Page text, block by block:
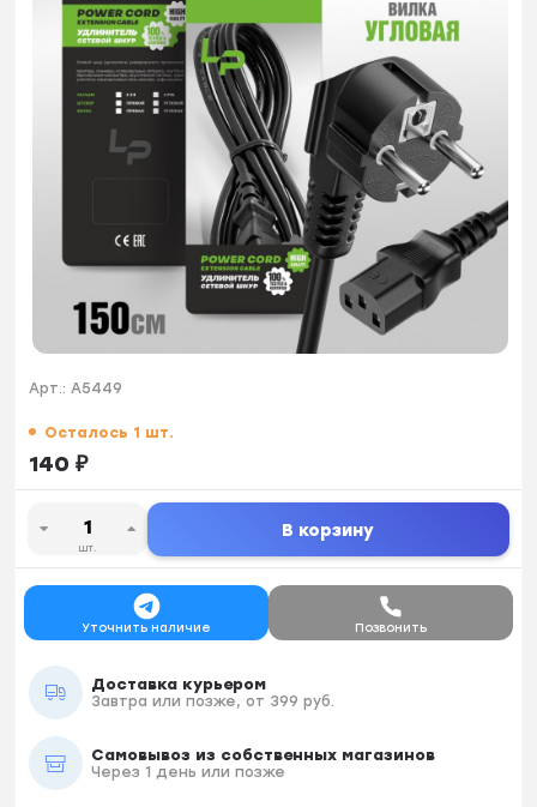
Арт.: A5449
Осталось 1 шт.
140 ₽
шт.
В корзину
Уточнить наличие Позвонить
Доставка курьером
Завтра или позже, от 399 руб.
Самовывоз из собственных магазинов
Через 1 день или позже